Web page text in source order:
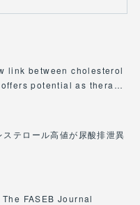
link between cholesterol
potential as thera…
テロール高値が尿酸排泄異
FASEB Journal